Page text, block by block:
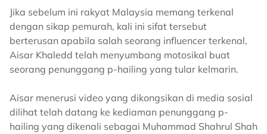
Jika sebelum ini rakyat Malaysia memang terkenal
dengan sikap pemurah, kali ini sifat tersebut
berterusan apabila salah seorang influencer terkenal,
Aisar Khaledd telah menyumbang motosikal buat
seorang penunggang p-hailing yang tular kelmarin.
Aisar menerusi video yang dikongsikan di media sosial
dilihat telah datang ke kediaman penunggang p-
hailing yang dikenali sebagai Muhammad Shahrul Shah